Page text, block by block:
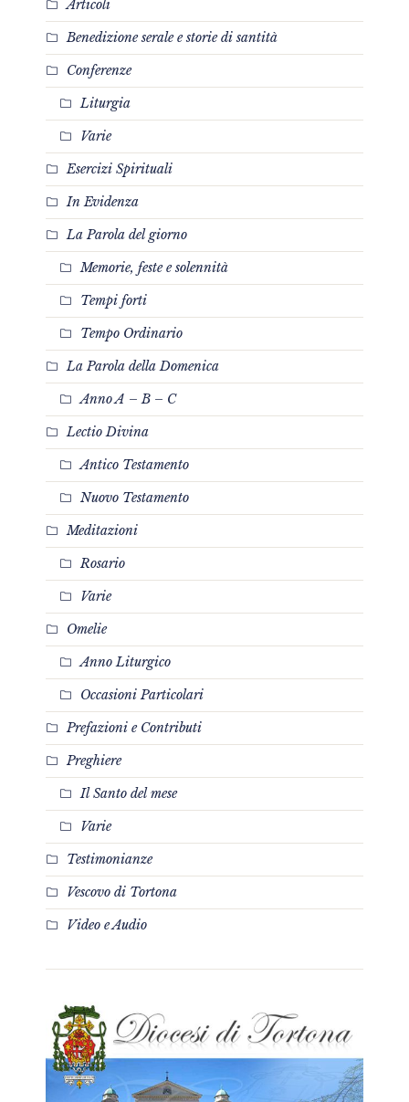
Articoli
Benedizione serale e storie di santità
Conferenze
Liturgia
Varie
Esercizi Spirituali
In Evidenza
La Parola del giorno
Memorie, feste e solennità
Tempi forti
Tempo Ordinario
La Parola della Domenica
Anno A – B – C
Lectio Divina
Antico Testamento
Nuovo Testamento
Meditazioni
Rosario
Varie
Omelie
Anno Liturgico
Occasioni Particolari
Prefazioni e Contributi
Preghiere
Il Santo del mese
Varie
Testimonianze
Vescovo di Tortona
Video e Audio